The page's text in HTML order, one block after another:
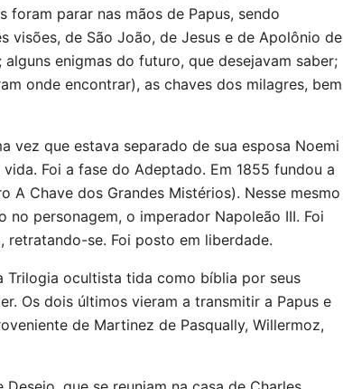
foram parar nas mãos de Papus, sendo
visões, de São João, de Jesus e de Apolônio de
enigmas do futuro, que desejavam saber;
onde encontrar), as chaves dos milagres, bem
vez que estava separado de sua esposa Noemi
Foi a fase do Adeptado. Em 1855 fundou a
A Chave dos Grandes Mistérios). Nesse mesmo
personagem, o imperador Napoleão III. Foi
retratando-se. Foi posto em liberdade.
Trilogia ocultista tida como bíblia por seus
Os dois últimos vieram a transmitir a Papus e
de Martinez de Pasqually, Willermoz,